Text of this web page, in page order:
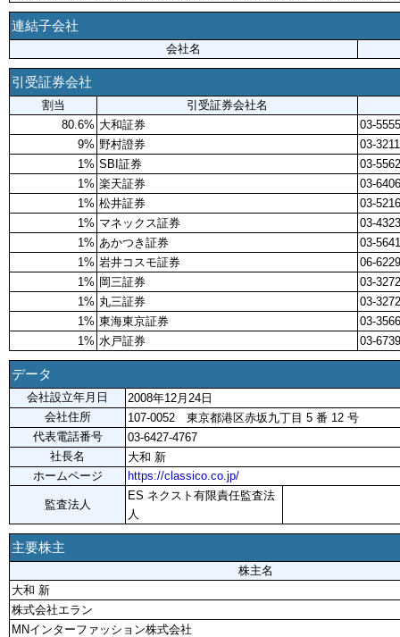
連結子会社
会社名
引受証券会社
割当
引受証券会社名
80.6% 大和証券
03-
9% 野村證券
03-
1% SBI証券
03-
1% 楽天証券
03-
1% 松井証券
03-
1% マネックス証券
03-
1% あかつき証券
03-
1% 岩井コスモ証券
06-
1% 岡三証券
03-
1% 丸三証券
03-
1% 東海東京証券
03-
1% 水戸証券 03-
データ
会社設立年月日
2008年12月24日
会社住所
107-0052 東京都港区赤坂九丁目 5 番 12 号
代表電話番号
03-6427-4767
社長名
大和 新
ホームページ
https://classico.co.jp/
監査法人
ES ネクスト有限責任監査法
人
主要株主
株主名
大和 新
株式会社エラン
MNインターファッション株式会社